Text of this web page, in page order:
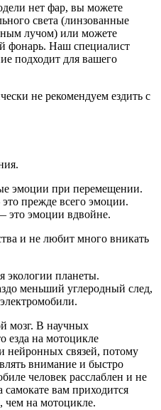
нет фар, вы можете
света (линзованные
лучом) или можете
фонарь. Наш специалист
подходит для вашего
не рекомендуем ездить с
эмоции при перемещении.
прежде всего эмоции.
это эмоции вдвойне.
и не любит много вникать
экологии планеты.
меньший углеродный след,
мозг. В научных
езда на мотоцикле
нейронных связей, потому
внимание и быстро
человек расслаблен и не
вам приходится
чем на мотоцикле.